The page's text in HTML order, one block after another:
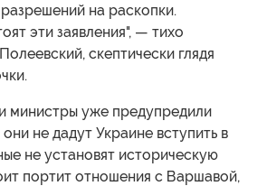
на раскопки.
эти заявления", — тихо
скептически глядя
министры уже предупредили
не дадут Украине вступить в
не установят историческую
портит отношения с Варшавой,